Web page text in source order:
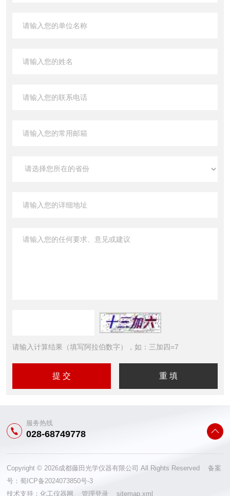
请输入计算结果（填写阿拉伯数字），如：三加四=7
服务热线
028-68749778
Copyright © 2026成都藤田光学仪器有限公司 All Rights Reserved 备案
号：蜀ICP备2024073850号-3
技术支持：化工仪器网管理登录 sitemap.xml